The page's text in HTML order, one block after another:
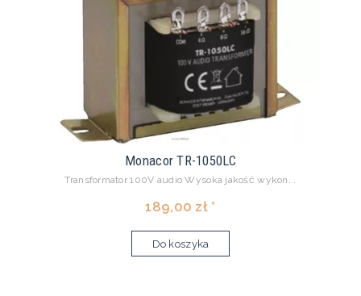
Monacor TR-1050LC
Transformator 100V audio Wysoka jakość wykon...
189,00 zł *
Do koszyka